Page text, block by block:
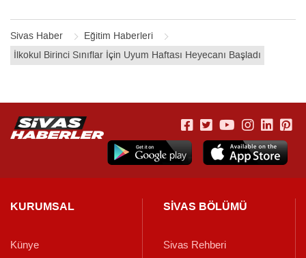
Sivas Haber
Eğitim Haberleri
İlkokul Birinci Sınıflar İçin Uyum Haftası Heyecanı Başladı
KURUMSAL
Künye
SİVAS BÖLÜMÜ
Sivas Rehberi